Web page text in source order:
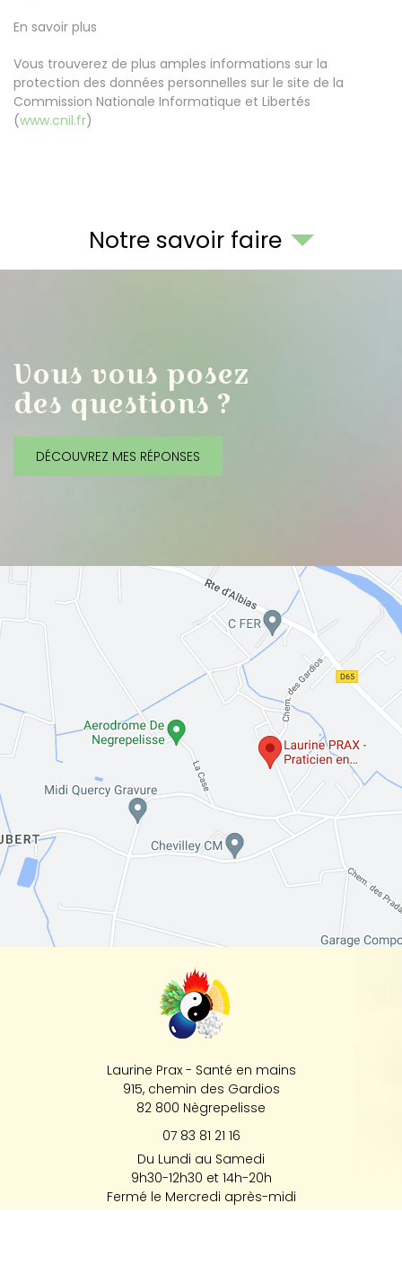
En savoir plus
Vous trouverez de plus amples informations sur la
protection des données personnelles sur le site de la
Commission Nationale Informatique et Libertés
(www.cnil.fr)
Notre savoir faire
Vous vous posez
des questions ?
DÉCOUVREZ MES RÉPONSES
Laurine Prax - Santé en mains
915, chemin des Gardios
82 800 Nègrepelisse
07 83 81 21 16
Du Lundi au Samedi
9h30-12h30 et 14h-20h
Fermé le Mercredi après-midi